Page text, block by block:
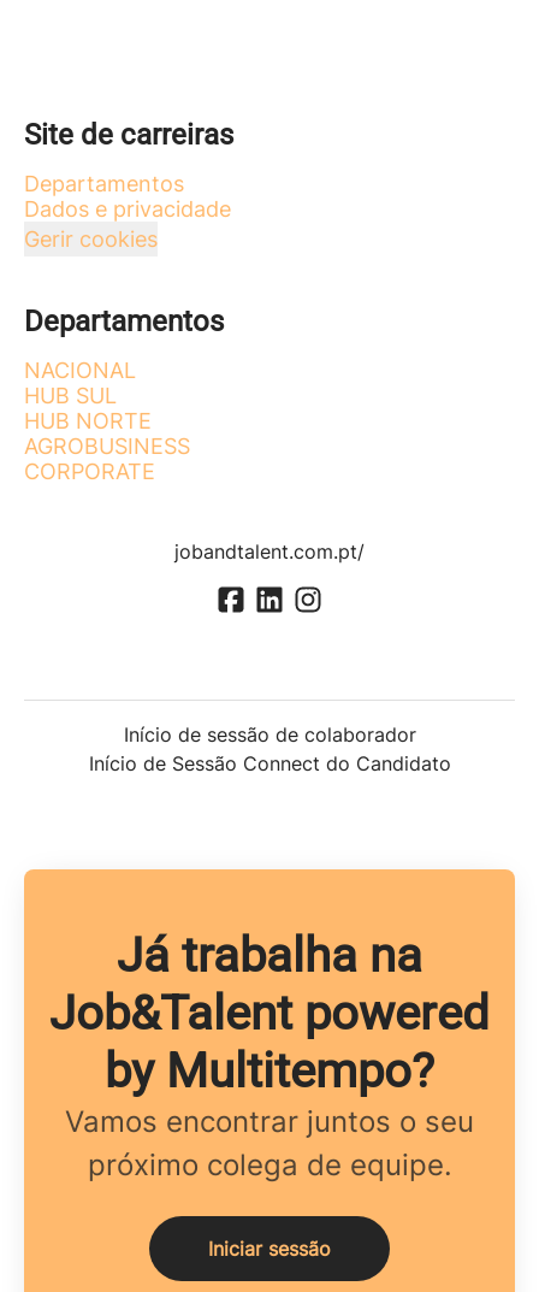
Site de carreiras
Departamentos
Dados e privacidade
Gerir cookies
Departamentos
NACIONAL
HUB SUL
HUB NORTE
AGROBUSINESS
CORPORATE
jobandtalent.com.pt/
Início de sessão de colaborador
Início de Sessão Connect do Candidato
Já trabalha na
Job&Talent powered
by Multitempo?
Vamos encontrar juntos o seu
próximo colega de equipe.
Iniciar sessão